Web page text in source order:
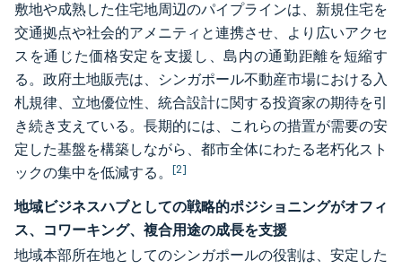
敷地や成熟した住宅地周辺のパイプラインは、新規住宅を
交通拠点や社会的アメニティと連携させ、より広いアクセ
スを通じた価格安定を支援し、島内の通勤距離を短縮す
る。政府土地販売は、シンガポール不動産市場における入
札規律、立地優位性、統合設計に関する投資家の期待を引
き続き支えている。長期的には、これらの措置が需要の安
定した基盤を構築しながら、都市全体にわたる老朽化スト
ックの集中を低減する。 [2]
地域ビジネスハブとしての戦略的ポジショニングがオフィ
ス、コワーキング、複合用途の成長を支援
地域本部所在地としてのシンガポールの役割は、安定した